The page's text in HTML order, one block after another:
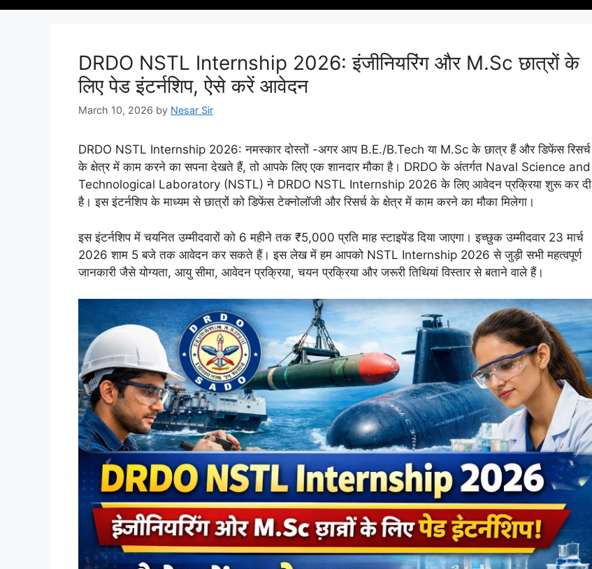
DRDO NSTL Internship 2026: इंजीनियरिंग और M.Sc छात्रों के
लिए पेड इंटर्नशिप, ऐसे करें आवेदन
March 10, 2026 by Nesar Sir
DRDO NSTL Internship 2026: नमस्कार दोस्तों -अगर आप B.E./B.Tech या M.Sc के छात्र हैं और डिफेंस रिसर्च
के क्षेत्र में काम करने का सपना देखते हैं, तो आपके लिए एक शानदार मौका है। DRDO के अंतर्गत Naval Science and
Technological Laboratory (NSTL) ने DRDO NSTL Internship 2026 के लिए आवेदन प्रक्रिया शुरू कर दी
है। इस इंटर्नशिप के माध्यम से छात्रों को डिफेंस टेक्नोलॉजी और रिसर्च के क्षेत्र में काम करने का मौका मिलेगा।
इस इंटर्नशिप में चयनित उम्मीदवारों को 6 महीने तक ₹5,000 प्रति माह स्टाइपेंड दिया जाएगा। इच्छुक उम्मीदवार 23 मार्च
2026 शाम 5 बजे तक आवेदन कर सकते हैं। इस लेख में हम आपको NSTL Internship 2026 से जुड़ी सभी महत्वपूर्ण
जानकारी जैसे योग्यता, आयु सीमा, आवेदन प्रक्रिया, चयन प्रक्रिया और जरूरी तिथियां विस्तार से बताने वाले हैं।